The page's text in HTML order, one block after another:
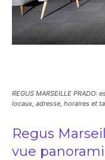
REGUS MARSEILLE
locaux, adresse, horaires et
Regus
vue